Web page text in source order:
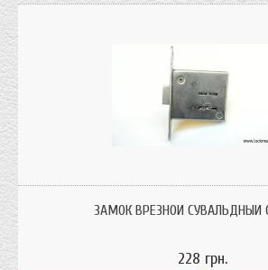
ЗАМОК ВРЕЗНОЙ СУВАЛЬДНЫЙ
228 грн.